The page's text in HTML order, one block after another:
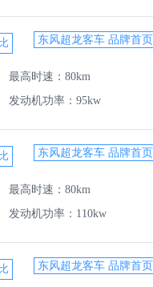
最高时速：80km
发动机功率：95kw
东风超龙客车 品牌首页
最高时速：80km
发动机功率：110kw
东风超龙客车 品牌首页
东风超龙客车 品牌首页